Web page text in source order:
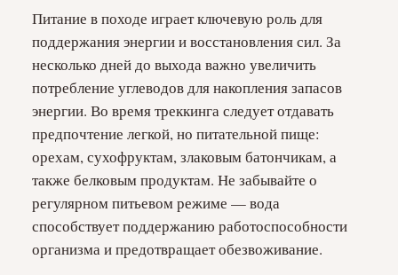
Питание в походе играет ключевую роль для
поддержания энергии и восстановления сил. За
несколько дней до выхода важно увеличить
потребление углеводов для накопления запасов
энергии. Во время треккинга следует отдавать
предпочтение легкой, но питательной пище:
орехам, сухофруктам, злаковым батончикам, а
также белковым продуктам. Не забывайте о
регулярном питьевом режиме — вода
способствует поддержанию работоспособности
организма и предотвращает обезвоживание.